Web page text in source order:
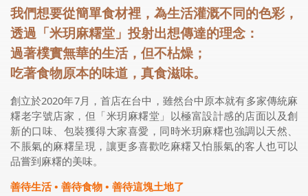
我們想要從簡單食材裡，為生活灌溉不同的色彩，
透過「米玥麻糬堂」投射出想傳達的理念：
過著樸實無華的生活，但不枮燥；
吃著食物原本的味道，真食滋味。
創立於2020年7月，首店在台中，雖然台中原本就有多家傳統麻
糬老字號店家，但「米玥麻糬堂」以極富設計感的店面以及創
新的口味、包裝獲得大家喜愛，同時米玥麻糬也強調以天然、
不脹氣的麻糬呈現，讓更多喜歡吃麻糬又怕脹氣的客人也可以
品嘗到麻糬的美味。
善待生活 • 善待食物 • 善待這塊土地了